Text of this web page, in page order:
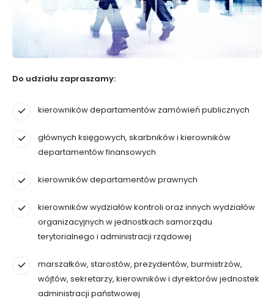
Do udziału zapraszamy:
kierowników departamentów zamówień publicznych
głównych księgowych, skarbników i kierowników
departamentów finansowych
kierowników departamentów prawnych
kierowników wydziałów kontroli oraz innych wydziałów
organizacyjnych w jednostkach samorządu
terytorialnego i administracji rządowej
marszałków, starostów, prezydentów, burmistrzów,
wójtów, sekretarzy, kierowników i dyrektorów jednostek
administracji państwowej